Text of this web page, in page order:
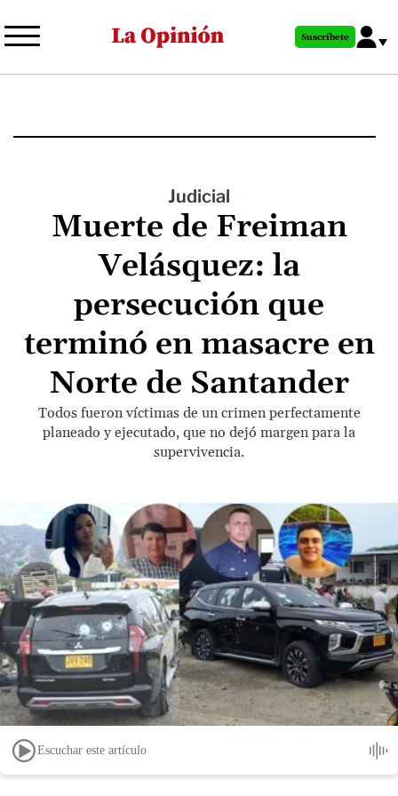
al
principal
Suscríbete
Judicial
Muerte de Freiman
Velásquez: la
persecución que
terminó en masacre en
Norte de Santander
Todos fueron víctimas de un crimen perfectamente
planeado y ejecutado, que no dejó margen para la
supervivencia.
Escuchar este artículo